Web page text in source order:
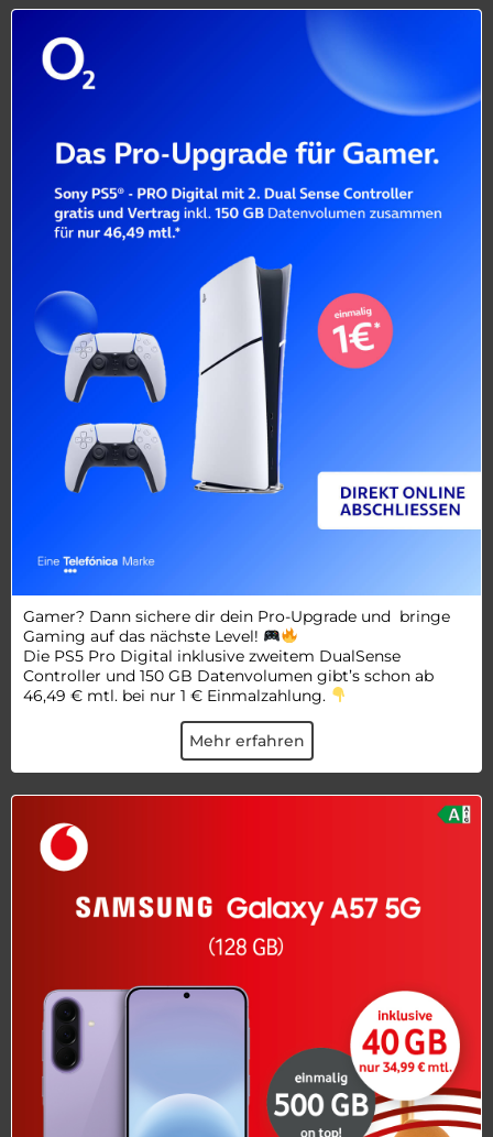
Gamer? Dann sichere dir dein Pro-Upgrade und bringe
Gaming auf das nächste Level!
Die PS5 Pro Digital inklusive zweitem DualSense
Controller und 150 GB Datenvolumen gibt’s schon ab
46,49 € mtl. bei nur 1 € Einmalzahlung.
Mehr erfahren